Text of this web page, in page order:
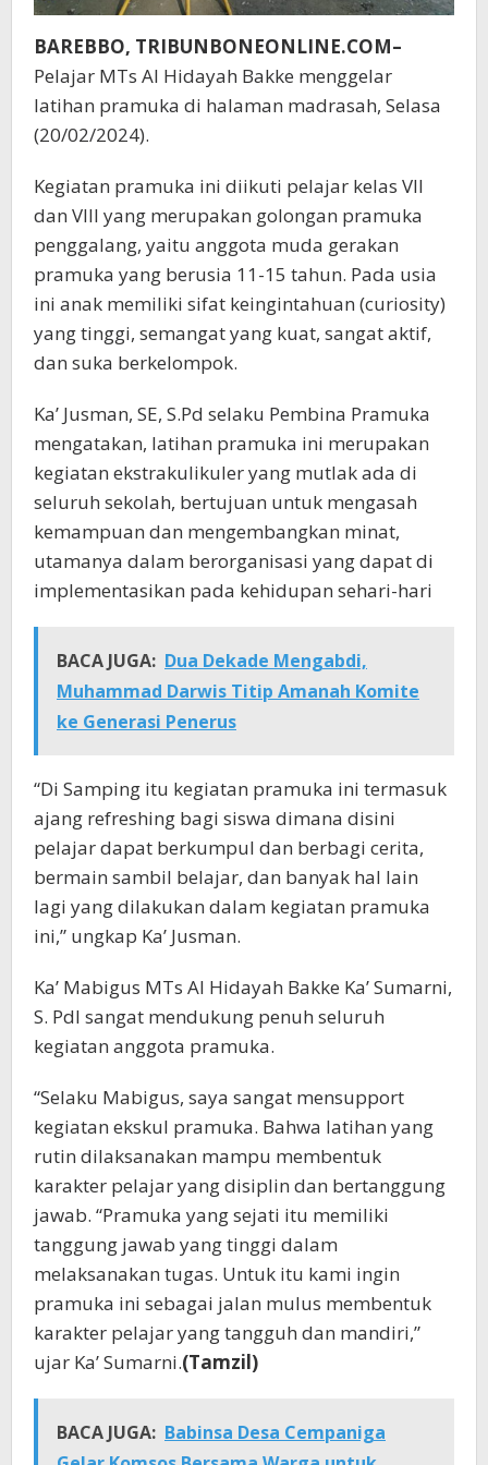
BAREBBO, TRIBUNBONEONLINE.COM–
Pelajar MTs Al Hidayah Bakke menggelar
latihan pramuka di halaman madrasah, Selasa
(20/02/2024).
Kegiatan pramuka ini diikuti pelajar kelas VII
dan VIII yang merupakan golongan pramuka
penggalang, yaitu anggota muda gerakan
pramuka yang berusia 11-15 tahun. Pada usia
ini anak memiliki sifat keingintahuan (curiosity)
yang tinggi, semangat yang kuat, sangat aktif,
dan suka berkelompok.
Ka’ Jusman, SE, S.Pd selaku Pembina Pramuka
mengatakan, latihan pramuka ini merupakan
kegiatan ekstrakulikuler yang mutlak ada di
seluruh sekolah, bertujuan untuk mengasah
kemampuan dan mengembangkan minat,
utamanya dalam berorganisasi yang dapat di
implementasikan pada kehidupan sehari-hari
BACA JUGA: Dua Dekade Mengabdi,
Muhammad Darwis Titip Amanah Komite
ke Generasi Penerus
“Di Samping itu kegiatan pramuka ini termasuk
ajang refreshing bagi siswa dimana disini
pelajar dapat berkumpul dan berbagi cerita,
bermain sambil belajar, dan banyak hal lain
lagi yang dilakukan dalam kegiatan pramuka
ini,” ungkap Ka’ Jusman.
Ka’ Mabigus MTs Al Hidayah Bakke Ka’ Sumarni,
S. PdI sangat mendukung penuh seluruh
kegiatan anggota pramuka.
“Selaku Mabigus, saya sangat mensupport
kegiatan ekskul pramuka. Bahwa latihan yang
rutin dilaksanakan mampu membentuk
karakter pelajar yang disiplin dan bertanggung
jawab. “Pramuka yang sejati itu memiliki
tanggung jawab yang tinggi dalam
melaksanakan tugas. Untuk itu kami ingin
pramuka ini sebagai jalan mulus membentuk
karakter pelajar yang tangguh dan mandiri,”
ujar Ka’ Sumarni.(Tamzil)
BACA JUGA: Babinsa Desa Cempaniga